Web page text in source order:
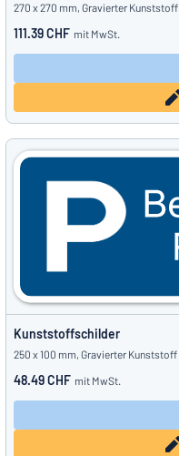
270 x 270 mm, Gravierter Kunststoff
111.39 CHF mit MwSt.
Kunststoffschilder
250 x 100 mm, Gravierter Kunststoff
48.49 CHF mit MwSt.